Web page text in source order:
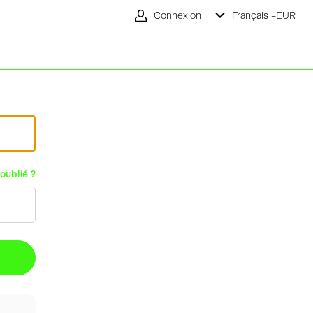
Connexion Français -EUR
?